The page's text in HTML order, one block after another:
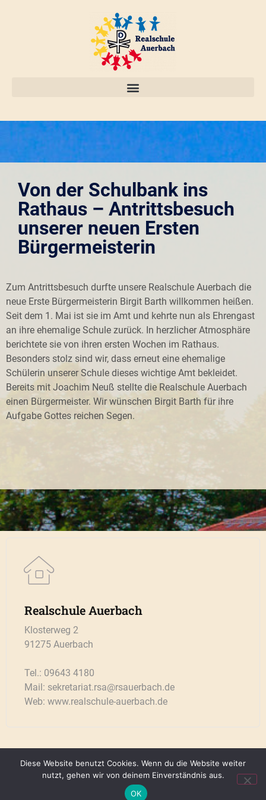
Von der Schulbank ins
Rathaus – Antrittsbesuch
unserer neuen Ersten
Bürgermeisterin
Zum Antrittsbesuch durfte unsere Realschule Auerbach die
neue Erste Bürgermeisterin Birgit Barth willkommen heißen.
Seit dem 1. Mai ist sie im Amt und kehrte nun als Ehrengast
an ihre ehemalige Schule zurück. In herzlicher Atmosphäre
berichtete sie von ihren ersten Wochen im Rathaus.
Besonders stolz sind wir, dass erneut eine ehemalige
Schülerin unserer Schule dieses wichtige Amt bekleidet.
Bereits mit Joachim Neuß stellte die Realschule Auerbach
einen Bürgermeister. Wir wünschen Birgit Barth für ihre
Aufgabe Gottes reichen Segen.
Realschule Auerbach
Klosterweg 2
91275 Auerbach
Tel.: 09643 4180
Mail: sekretariat.rsa@rsauerbach.de
Web: www.realschule-auerbach.de
Copyright 2021 by Realschule Auerbach —– Designed by Königsteiner Computerladen,
www.koenigsteiner-computerladen.de
Diese Website benutzt Cookies. Wenn du die Website weiter
nutzt, gehen wir von deinem Einverständnis aus.
OK